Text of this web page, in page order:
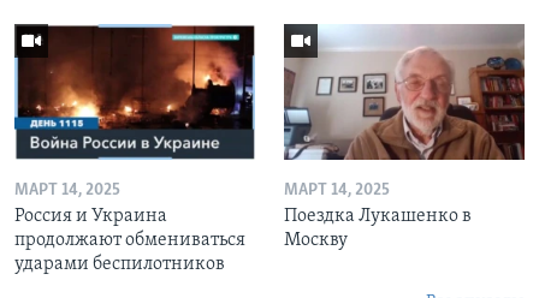
МАРТ 14, 2025
Россия и Украина
продолжают обмениваться
ударами беспилотников
МАРТ 14, 2025
Поездка Лукашенко в
Москву